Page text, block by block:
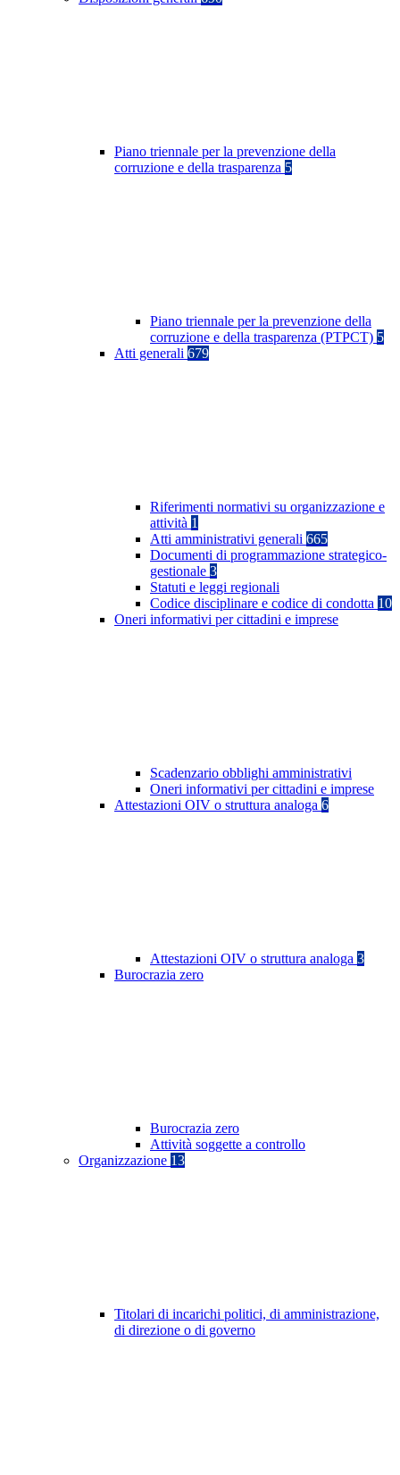
Piano triennale per la prevenzione della
corruzione e della trasparenza 5
Piano triennale per la prevenzione della
corruzione e della trasparenza (PTPCT) 5
Atti generali 679
Riferimenti normativi su organizzazione e
attività 1
Atti amministrativi generali 665
Documenti di programmazione strategico-
gestionale 3
Statuti e leggi regionali
Codice disciplinare e codice di condotta 10
Oneri informativi per cittadini e imprese
Scadenzario obblighi amministrativi
Oneri informativi per cittadini e imprese
Attestazioni OIV o struttura analoga 6
Attestazioni OIV o struttura analoga 3
Burocrazia zero
Burocrazia zero
Attività soggette a controllo
Organizzazione 13
Titolari di incarichi politici, di amministrazione,
di direzione o di governo